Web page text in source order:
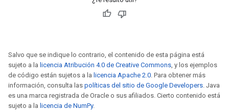
Salvo que se indique lo contrario, el contenido de esta página está
sujeto a la licencia Atribución 4.0 de Creative Commons, y los ejemplos
de código están sujetos a la licencia Apache 2.0. Para obtener más
información, consulta las políticas del sitio de Google Developers. Java
es una marca registrada de Oracle o sus afiliados. Cierto contenido está
sujeto a la licencia de NumPy.